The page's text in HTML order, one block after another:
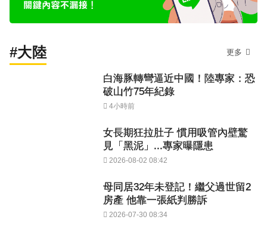
#大陸 更多
白海豚轉彎逼近中國！陸專家：恐
破山竹75年紀錄
4小時前
女長期狂拉肚子 慣用吸管內壁驚
見「黑泥」...專家曝隱患
2026-08-02 08:42
母同居32年未登記！繼父過世留2
房產 他靠一張紙判勝訴
2026-07-30 08:34